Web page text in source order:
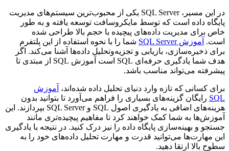
در این مسیر، SQL Server یکی از محبوب‌ترین سیستم‌های مدیریت
پایگاه داده است که توسط مایکروسافت توسعه یافته و به طور
خاص برای مدیریت داده‌های پیچیده با حجم بالا طراحی شده
است. آموزش SQL Server
شما را با نحوه استفاده از این پلتفرم
برای ذخیره‌سازی، بازیابی و تجزیه‌وتحلیل داده‌ها آشنا می‌کند. اگر
هدف شما یادگیری حرفه‌ای SQL است آموزش SQL از مبتدی تا
پیشرفته می‌تواند مناسب باشد.
برای کسانی که تازه وارد دنیای تحلیل داده شده‌اند، آموزش
SQL رایگان گزینه‌های بسیاری را فراهم می‌آورد تا بتوانید بدون
هزینه‌های اضافی به یادگیری اصول SQL و SQL Server بپردازند. این
آموزش‌ها به شما کمک خواهند کرد تا مفاهیم پیچیده‌تری مانند
جستجو و بهینه‌سازی پایگاه داده را نیز درک کنید. در نتیجه با یادگیری
این مهارت‌ها می‌توانید قدرت و مهارت تحلیل داده‌های خود را به
سطوح بالا ارتقا دهید.